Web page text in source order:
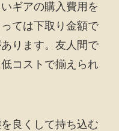
ギアの購入費用を
ては下取り金額で
ります。友人間で
コストで揃えられ
良くして持ち込む